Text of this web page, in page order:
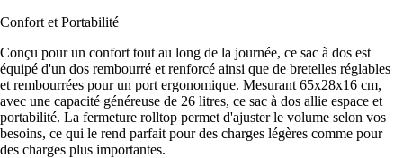
Confort et Portabilité
Conçu pour un confort tout au long de la journée, ce sac à dos est
équipé d'un dos rembourré et renforcé ainsi que de bretelles réglables
et rembourrées pour un port ergonomique. Mesurant 65x28x16 cm,
avec une capacité généreuse de 26 litres, ce sac à dos allie espace et
portabilité. La fermeture rolltop permet d'ajuster le volume selon vos
besoins, ce qui le rend parfait pour des charges légères comme pour
des charges plus importantes.